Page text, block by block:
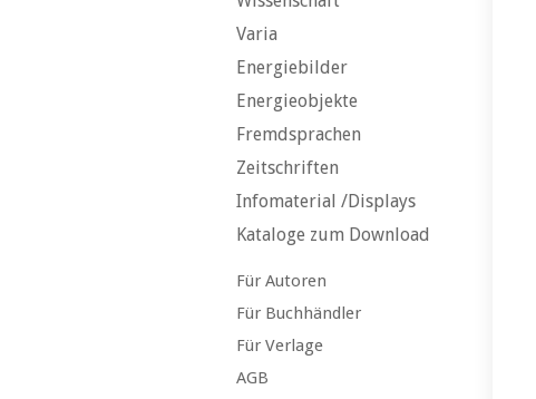
Varia
Energiebilder
Energieobjekte
Fremdsprachen
Zeitschriften
Infomaterial /Displays
Kataloge zum Download
Für Autoren
Für Buchhändler
Für Verlage
AGB